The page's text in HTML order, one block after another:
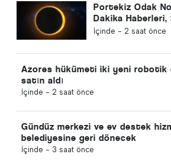
Portekiz Odak
Dakika
Haberleri &
İçinde - 2 saat önce
Azores hükümeti iki yeni robotik
satın aldı
İçinde - 2 saat önce
Gündüz merkezi ve ev destek
belediyesine geri dönecek
İçinde - 3 saat önce